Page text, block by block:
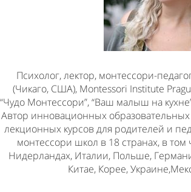
Психолог, лектор, монтессори-
(Чикаго, США), Montessori Institute
“Чудо Монтессори”, “Ваш малыш на
Автор инновационных
лекционных курсов для родителей и
монтессори школ в 18 странах, в
Нидерландах, Италии, Польше,
Китае, Корее,